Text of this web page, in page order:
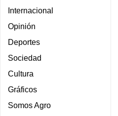
Internacional
Opinión
Deportes
Sociedad
Cultura
Gráficos
Somos Agro